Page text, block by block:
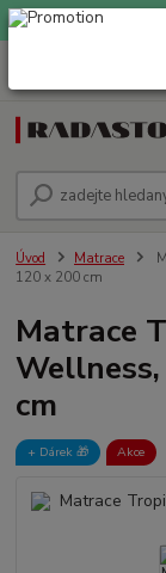
EXPRESNÍ
Úvod Matrace
120 x 200 cm
Matrace
cm
+ Dárek️ 🎁 Akce